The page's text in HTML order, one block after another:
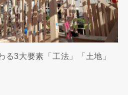
る3大要素「工法」「土地」